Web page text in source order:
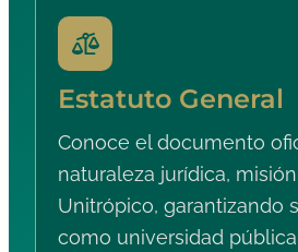
Estatuto General
Conoce el documento
naturaleza jurídica,
Unitrópico, garantizando
como universidad